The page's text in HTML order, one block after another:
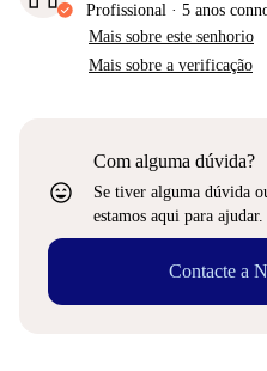
Profissional · 5 anos
Mais sobre este senhorio
Mais sobre a verificação
sentiment_very_satisfied
Com alguma dúvida?
Se tiver alguma dúvida
estamos aqui para ajudar.
Contacte a